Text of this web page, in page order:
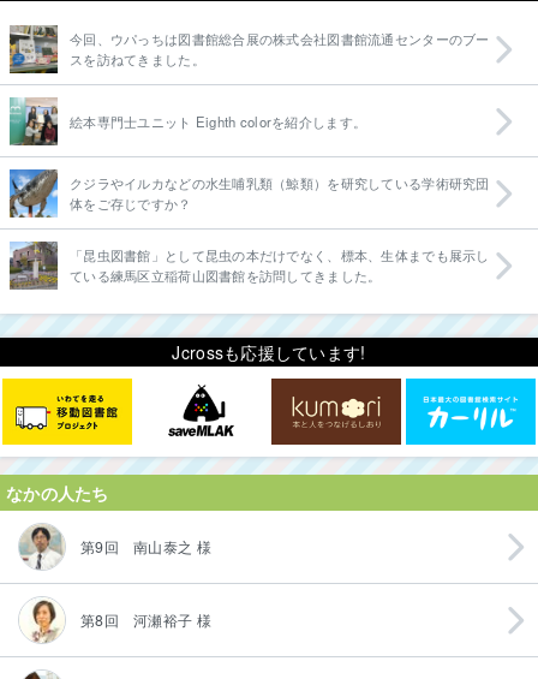
今回、ウパっちは図書館総合展の株式会社図書館流通センターのブー
スを訪ねてきました。
絵本専門士ユニット Eighth colorを紹介します。
クジラやイルカなどの水生哺乳類（鯨類）を研究している学術研究団
体をご存じですか？
「昆虫図書館」として昆虫の本だけでなく、標本、生体までも展示し
ている練馬区立稲荷山図書館を訪問してきました。
Jcrossも応援しています!
なかの人たち
第9回 南山泰之 様
第8回 河瀬裕子 様